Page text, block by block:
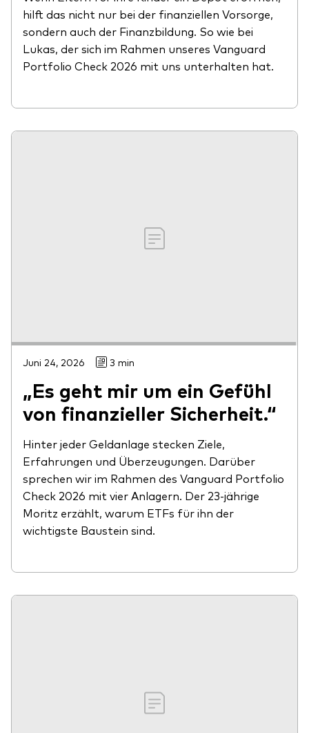
hilft das nicht nur bei der finanziellen Vorsorge,
sondern auch der Finanzbildung. So wie bei
Lukas, der sich im Rahmen unseres Vanguard
Portfolio Check 2026 mit uns unterhalten hat.
Juni 24, 2026 3 min
„Es geht mir um ein Gefühl
von finanzieller Sicherheit.“
Hinter jeder Geldanlage stecken Ziele,
Erfahrungen und Überzeugungen. Darüber
sprechen wir im Rahmen des Vanguard Portfolio
Check 2026 mit vier Anlagern. Der 23-jährige
Moritz erzählt, warum ETFs für ihn der
wichtigste Baustein sind.